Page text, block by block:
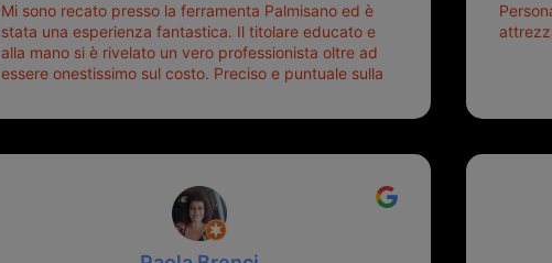
Mi sono recato presso la ferramenta Palmisano ed è
stata una esperienza fantastica. Il titolare educato e
alla mano si è rivelato un vero professionista oltre ad
essere onestissimo sul costo. Preciso e puntuale sulla